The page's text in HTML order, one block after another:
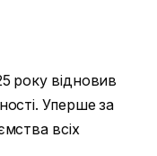
року відновив
Уперше за
всіх